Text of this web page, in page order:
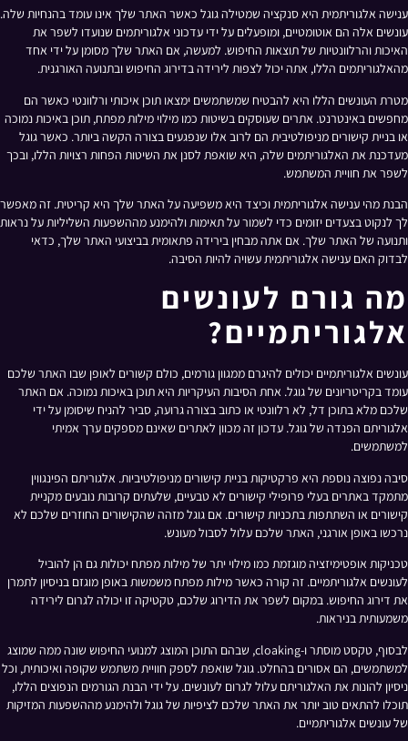
ענישה אלגוריתמית היא סנקציה שמטילה גוגל כאשר האתר שלך אינו עומד בהנחיות שלה.
עונשים אלה הם אוטומטיים, ומופעלים על ידי עדכוני אלגוריתמים שנועדו לשפר את
האיכות והרלוונטיות של תוצאות החיפוש. למעשה, אם האתר שלך מסומן על ידי אחד
מהאלגוריתמים הללו, אתה יכול לצפות לירידה בדירוג החיפוש ובתנועה האורגנית.
מטרת העונשים הללו היא להבטיח שמשתמשים ימצאו תוכן איכותי ורלוונטי כאשר הם
מחפשים באינטרנט. אתרים שעוסקים בשיטות כמו מילוי מילות מפתח, תוכן באיכות נמוכה
או בניית קישורים מניפולטיבית הם לרוב אלו שנפגעים בצורה הקשה ביותר. כאשר גוגל
מעדכנת את האלגוריתמים שלה, היא שואפת לסנן את השיטות הפחות רצויות הללו, ובכך
לשפר את חוויית המשתמש.
הבנת מהי ענישה אלגוריתמית וכיצד היא משפיעה על האתר שלך היא קריטית. זה מאפשר
לך לנקוט בצעדים יזומים כדי לשמור על תאימות ולהימנע מההשפעות השליליות על נראות
ותנועה של האתר שלך. אם אתה מבחין בירידה פתאומית בביצועי האתר שלך, כדאי
לבדוק האם ענישה אלגוריתמית עשויה להיות הסיבה.
מה גורם לעונשים
אלגוריתמיים?
עונשים אלגוריתמיים יכולים להיגרם ממגוון גורמים, כולם קשורים לאופן שבו האתר שלכם
עומד בקריטריונים של גוגל. אחת הסיבות העיקריות היא תוכן באיכות נמוכה. אם האתר
שלכם מלא בתוכן דל, לא רלוונטי או כתוב בצורה גרועה, סביר להניח שיסומן על ידי
אלגוריתם הפנדה של גוגל. עדכון זה מכוון לאתרים שאינם מספקים ערך אמיתי
למשתמשים.
סיבה נפוצה נוספת היא פרקטיקות בניית קישורים מניפולטיביות. אלגוריתם הפינגווין
מתמקד באתרים בעלי פרופילי קישורים לא טבעיים, שלעתים קרובות נובעים מקניית
קישורים או השתתפות בתכניות קישורים. אם גוגל מזהה שהקישורים החוזרים שלכם לא
נרכשו באופן אורגני, האתר שלכם עלול לסבול מעונש.
טכניקות אופטימיזציה מוגזמת כמו מילוי יתר של מילות מפתח יכולות גם הן להוביל
לעונשים אלגוריתמיים. זה קורה כאשר מילות מפתח משמשות באופן מוגזם בניסיון לתמרן
את דירוג החיפוש. במקום לשפר את הדירוג שלכם, טקטיקה זו יכולה לגרום לירידה
משמעותית בניראות.
לבסוף, טקסט מוסתר ו-cloaking, שבהם התוכן המוצג למנועי החיפוש שונה ממה שמוצג
למשתמשים, הם אסורים בהחלט. גוגל שואפת לספק חוויית משתמש שקופה ואיכותית, וכל
ניסיון להונות את האלגוריתם עלול לגרום לעונשים. על ידי הבנת הגורמים הנפוצים הללו,
תוכלו להתאים טוב יותר את האתר שלכם לציפיות של גוגל ולהימנע מההשפעות המזיקות
של עונשים אלגוריתמיים.